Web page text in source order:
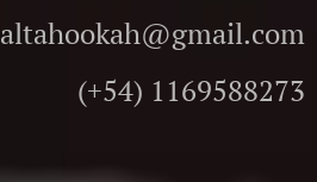
altahookah@gmail.com
(+54) 1169588273